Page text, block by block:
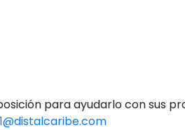
para ayudarlo con sus